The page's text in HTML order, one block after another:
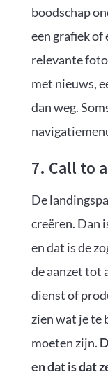
boodschap
een grafiek of
relevante
met nieuws,
dan weg.
7. Call to
De
creëren. Dan
en dat is de
de aanzet tot
dienst of
zien wat je te
moeten zijn.
en dat is dat